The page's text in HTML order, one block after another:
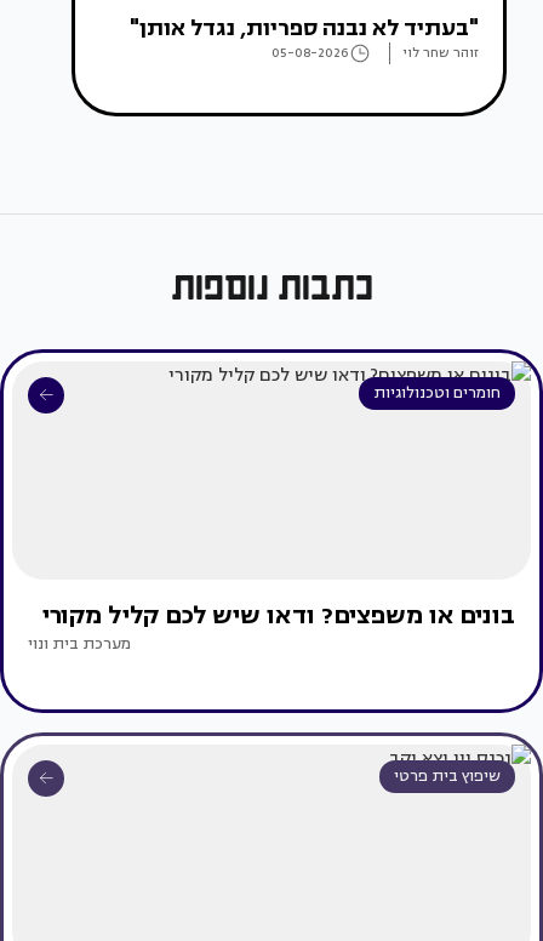
"בעתיד לא נבנה ספריות, נגדל אותן"
זוהר שחר לוי 05-08-2026
כתבות נוספות
חומרים וטכנולוגיות
בונים או משפצים? ודאו שיש לכם קליל מקורי
מערכת בית ונוי
שיפוץ בית פרטי